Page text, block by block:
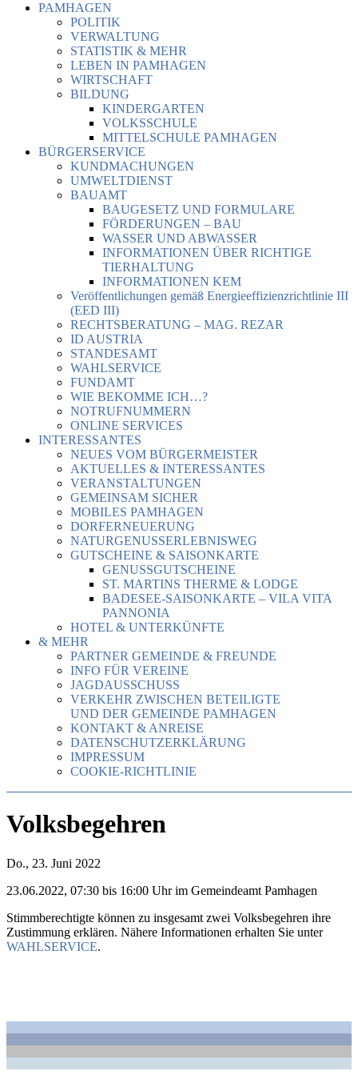
PAMHAGEN
POLITIK
VERWALTUNG
STATISTIK & MEHR
LEBEN IN PAMHAGEN
WIRTSCHAFT
BILDUNG
KINDERGARTEN
VOLKSSCHULE
MITTELSCHULE PAMHAGEN
BÜRGERSERVICE
KUNDMACHUNGEN
UMWELTDIENST
BAUAMT
BAUGESETZ UND FORMULARE
FÖRDERUNGEN – BAU
WASSER UND ABWASSER
INFORMATIONEN ÜBER RICHTIGE
TIERHALTUNG
INFORMATIONEN KEM
Veröffentlichungen gemäß Energieeffizienzrichtlinie III
(EED III)
RECHTSBERATUNG – MAG. REZAR
ID AUSTRIA
STANDESAMT
WAHLSERVICE
FUNDAMT
WIE BEKOMME ICH…?
NOTRUFNUMMERN
ONLINE SERVICES
INTERESSANTES
NEUES VOM BÜRGERMEISTER
AKTUELLES & INTERESSANTES
VERANSTALTUNGEN
GEMEINSAM SICHER
MOBILES PAMHAGEN
DORFERNEUERUNG
NATURGENUSSERLEBNISWEG
GUTSCHEINE & SAISONKARTE
GENUSSGUTSCHEINE
ST. MARTINS THERME & LODGE
BADESEE-SAISONKARTE – VILA VITA
PANNONIA
HOTEL & UNTERKÜNFTE
& MEHR
PARTNER GEMEINDE & FREUNDE
INFO FÜR VEREINE
JAGDAUSSCHUSS
VERKEHR ZWISCHEN BETEILIGTE
UND DER GEMEINDE PAMHAGEN
KONTAKT & ANREISE
DATENSCHUTZERKLÄRUNG
IMPRESSUM
COOKIE-RICHTLINIE
Volksbegehren
Do., 23. Juni 2022
23.06.2022, 07:30 bis 16:00 Uhr im Gemeindeamt Pamhagen
Stimmberechtigte können zu insgesamt zwei Volksbegehren ihre
Zustimmung erklären. Nähere Informationen erhalten Sie unter
WAHLSERVICE.